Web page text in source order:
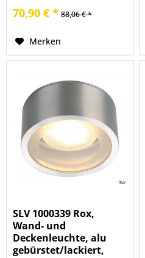
70,90 € * 88,06 € *
Merken
SLV 1000339 Rox,
Wand- und
Deckenleuchte, alu
gebürstet/lackiert,